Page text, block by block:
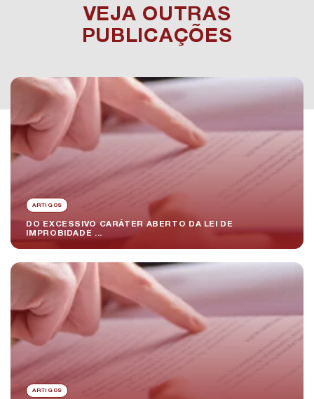
VEJA OUTRAS
PUBLICAÇÕES
ARTIGOS
DO EXCESSIVO CARÁTER ABERTO DA LEI DE
IMPROBIDADE ...
ARTIGOS